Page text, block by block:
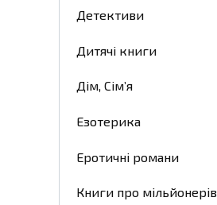
Детективи
Дитячі книги
Дім, Сім’я
Езотерика
Еротичні романи
Книги про мільйонерів